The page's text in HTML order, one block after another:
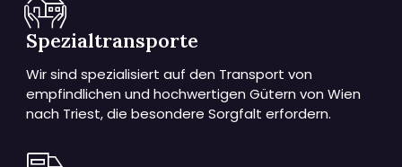
Spezialtransporte
Wir sind spezialisiert auf den Transport von
empfindlichen und hochwertigen Gütern von Wien
nach Triest, die besondere Sorgfalt erfordern.